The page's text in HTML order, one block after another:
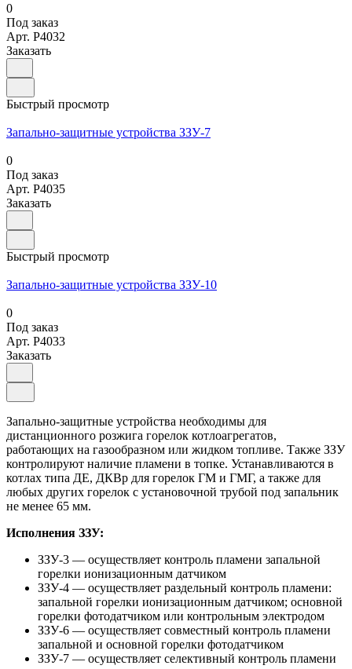
0
Под заказ
Арт. P4032
Заказать
Быстрый просмотр
Запально-защитные устройства ЗЗУ-7
0
Под заказ
Арт. P4035
Заказать
Быстрый просмотр
Запально-защитные устройства ЗЗУ-10
0
Под заказ
Арт. P4033
Заказать
Запально-защитные устройства необходимы для
дистанционного розжига горелок котлоагрегатов,
работающих на газообразном или жидком топливе. Также ЗЗУ
контролируют наличие пламени в топке. Устанавливаются в
котлах типа ДЕ, ДКВр для горелок ГМ и ГМГ, а также для
любых других горелок с установочной трубой под запальник
не менее 65 мм.
Исполнения ЗЗУ:
ЗЗУ-3 — осуществляет контроль пламени запальной
горелки ионизационным датчиком
ЗЗУ-4 — осуществляет раздельный контроль пламени:
запальной горелки ионизационным датчиком; основной
горелки фотодатчиком или контрольным электродом
ЗЗУ-6 — осуществляет совместный контроль пламени
запальной и основной горелки фотодатчиком
ЗЗУ-7 — осуществляет селективный контроль пламени